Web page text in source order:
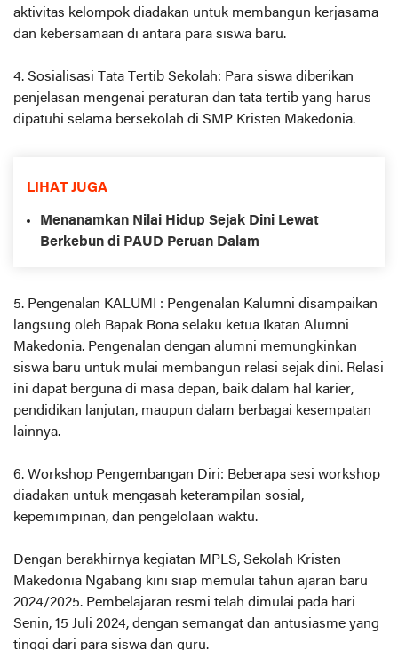
aktivitas kelompok diadakan untuk membangun kerjasama
dan kebersamaan di antara para siswa baru.
4. Sosialisasi Tata Tertib Sekolah: Para siswa diberikan
penjelasan mengenai peraturan dan tata tertib yang harus
dipatuhi selama bersekolah di SMP Kristen Makedonia.
LIHAT JUGA
Menanamkan Nilai Hidup Sejak Dini Lewat
Berkebun di PAUD Peruan Dalam
Kemandirian di PERKAJUSA SMA Kristen
Makedonia Ngabang
Membentuk Generasi Unggul Melalui
Pendidikan Holistik
5. Pengenalan KALUMI : Pengenalan Kalumni disampaikan
langsung oleh Bapak Bona selaku ketua Ikatan Alumni
Makedonia. Pengenalan dengan alumni memungkinkan
siswa baru untuk mulai membangun relasi sejak dini. Relasi
ini dapat berguna di masa depan, baik dalam hal karier,
pendidikan lanjutan, maupun dalam berbagai kesempatan
lainnya.
6. Workshop Pengembangan Diri: Beberapa sesi workshop
diadakan untuk mengasah keterampilan sosial,
kepemimpinan, dan pengelolaan waktu.
Dengan berakhirnya kegiatan MPLS, Sekolah Kristen
Makedonia Ngabang kini siap memulai tahun ajaran baru
2024/2025. Pembelajaran resmi telah dimulai pada hari
Senin, 15 Juli 2024, dengan semangat dan antusiasme yang
tinggi dari para siswa dan guru.